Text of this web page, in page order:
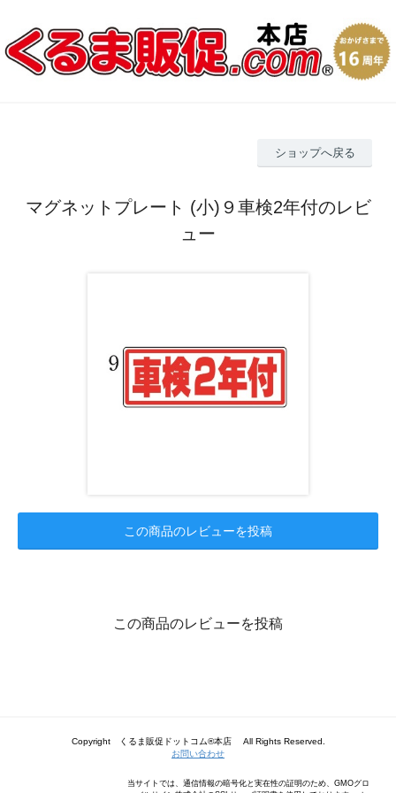
ショップへ戻る
マグネットプレート (小)９車検2年付のレビ
ュー
この商品のレビューを投稿
この商品のレビューを投稿
Copyright くるま販促ドットコム®本店 All Rights Reserved.
お問い合わせ
当サイトでは、通信情報の暗号化と実在性の証明のため、GMOグロ